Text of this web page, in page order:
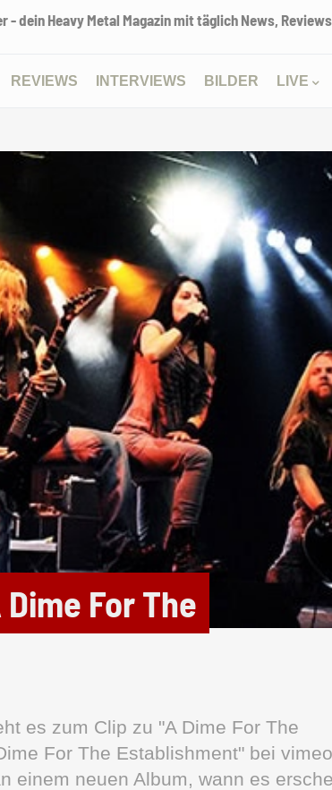
- dein Heavy Metal Magazin mit täglich News,
REVIEWS INTERVIEWS BILDER LIVE
Dime For The
es zum Clip zu "A Dime For The
For The Establishment" bei
einem neuen Album, wann es